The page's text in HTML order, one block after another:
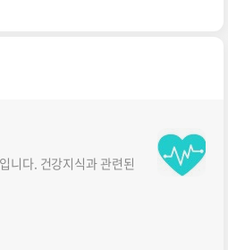
니다. 건강지식과 관련된